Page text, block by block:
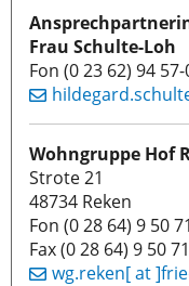
Frau Schulte-Loh
Fon (0 23 62) 94 57-
Wohngruppe Hof
Strote 21
48734 Reken
Fon (0 28 64) 9 50
Fax (0 28 64) 9 50
wg.reken[ at